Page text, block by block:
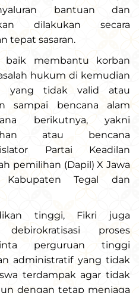
bantuan dan
dilakukan secara
tepat sasaran.
membantu korban
hukum di kemudian
yang tidak valid atau
sampai bencana alam
berikutnya, yakni
atau bencana
Partai Keadilan
pemilihan (Dapil) X Jawa
Tegal dan
tinggi, Fikri juga
proses
perguruan tinggi
administratif yang tidak
terdampak agar tidak
dengan tetap menjaga